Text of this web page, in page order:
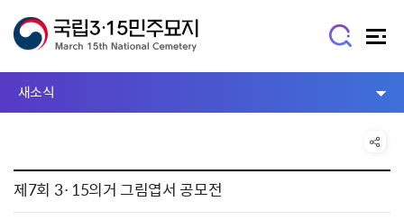
새소식
제7회 3·15의거 그림엽서 공모전